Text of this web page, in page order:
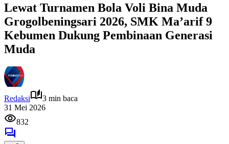
Lewat Turnamen Bola Voli Bina Muda
Grogolbeningsari 2026, SMK Ma’arif 9
Kebumen Dukung Pembinaan Generasi
Muda
Redaksi
3 min baca
31 Mei 2026
832